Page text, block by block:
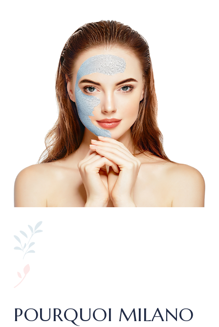
POURQUOI MILANO